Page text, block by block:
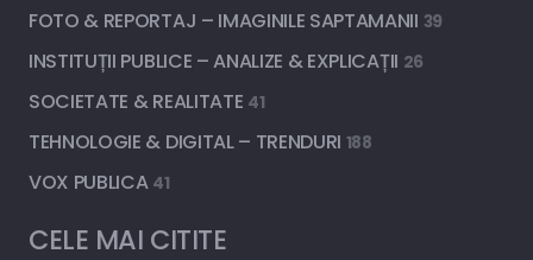
FOTO & REPORTAJ – IMAGINILE SAPTAMANII 39
INSTITUȚII PUBLICE – ANALIZE & EXPLICAȚII 26
SOCIETATE & REALITATE 41
TEHNOLOGIE & DIGITAL – TRENDURI 188
VOX PUBLICA 41
CELE MAI CITITE